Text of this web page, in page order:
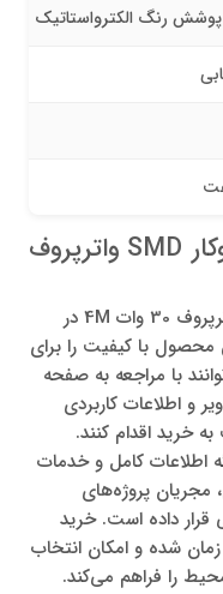
پوشش رنگ الکترواستاتیک
خرید آنلاین چراغ سقفی توکار SMD واترپروف
محصول با کیفیت را برای
با مراجعه به صفحه
و اطلاعات کاربردی
خرید اقدام کنند.
اطلاعات کامل و خدمات
مجریان پروژه‌های
قرار داده است. خرید
شده و امکان انتخاب
را فراهم می‌کند.